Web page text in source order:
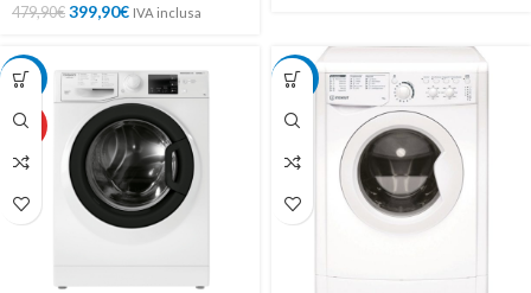
479,90€ 399,90€ IVA inclusa
-6%
HOT
-5%